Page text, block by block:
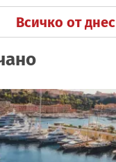
Всичко от днес